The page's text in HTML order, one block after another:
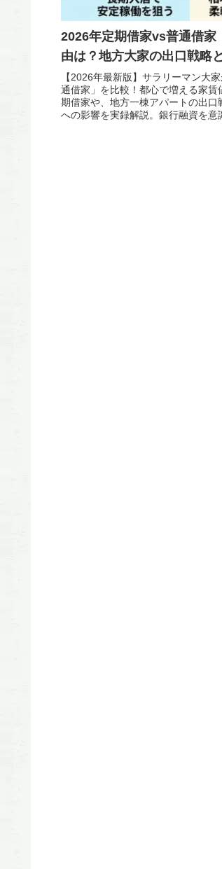
2026年定期借家vs普通借家
由は？地方大家の出口戦略
【2026年最新版】サラリーマン大
通借家」を比較！都心で増える家賃
期借家や、地方一棟アパートの出口
への影響を実録解説。銀行融資を意